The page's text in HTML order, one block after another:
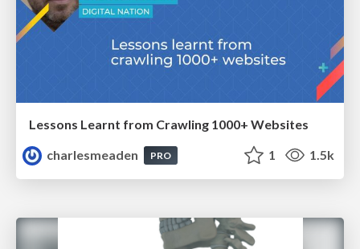
Lessons Learnt from Crawling 1000+ Websites
charlesmeaden
PRO 1 1.5k